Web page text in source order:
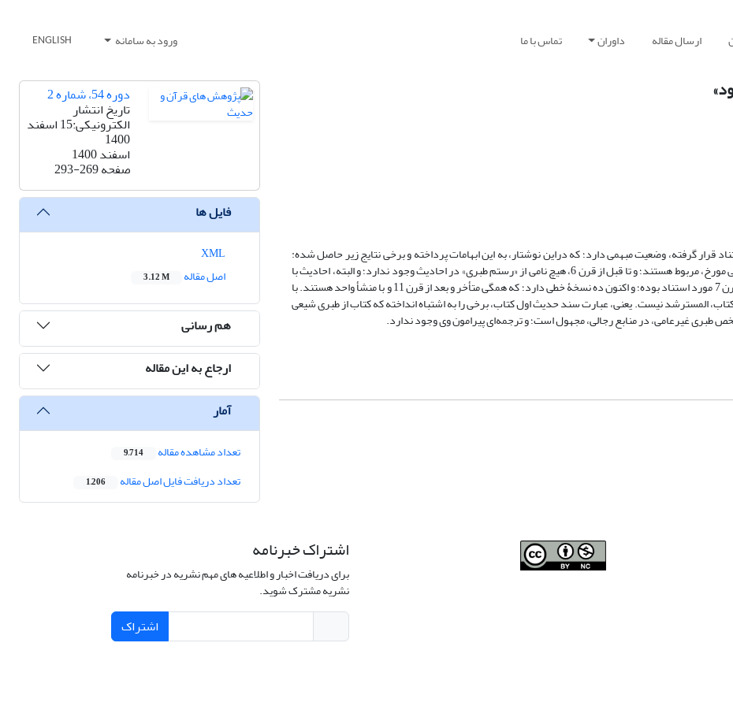
ارسال مقاله داوران تماس با ما ورود به سامانه ENGLISH
گرفته، وضعیت مبهمی دارد؛ که دراین نوشتار، به این ابهامات پرداخته و برخی نتایج زیر حاصل شده:
اسناد حدیثی شیعه منسوب به «محمدبن جریر طبری»، غالباً به طبری عامی مورخ، مربوط هستند؛ و تا قبل از قرن 6، هیچ نامی از «رستم طبری» در احادیث وجود ندارد؛ و البته، احادیث با
نام «ابن‌رستم» در کتاب کنونی نیز، وجود ندارند. کتاب کنونی، از اواسط قرن 7 مورد استناد بوده؛ و اکنون ده نسخۀ خطی دارد؛ که همگی متأخر و بعد از قرن 11 و با منشأ واحد هستند. با
المسترشد نیست. یعنی، عبارت سند حدیث اول کتاب، برخی را به اشتباه انداخته که کتاب از طبری شیعی
غیرعامی، در منابع رجالی، مجهول است؛ و ترجمه‌ای پیرامون وی وجود ندارد.
دوره 54، شماره 2
تاریخ انتشار
الکترونیکی:15 اسفند
1400
اسفند 1400
صفحه293-269
فایل ها
اصل مقاله
3.12 M
هم رسانی
ارجاع به این مقاله
آمار
تعداد مشاهده مقاله 9,714
تعداد دریافت فایل اصل مقاله 1,206
اشتراک خبرنامه
برای دریافت اخبار و اطلاعیه های مهم نشریه در خبرنامه
نشریه مشترک شوید.
اشتراک